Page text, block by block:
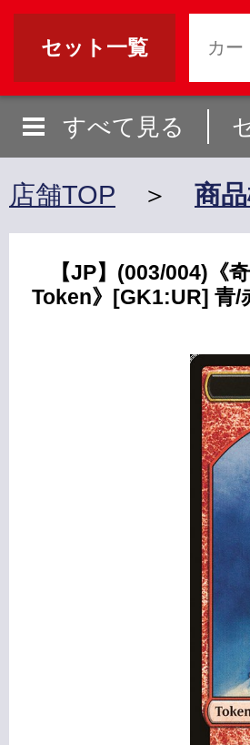
セット一覧
すべて見る
店舗TOP ＞ 商
【JP】(003/004)《
Token》[GK1:UR] 青/